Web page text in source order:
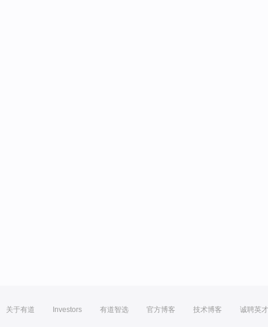
关于有道 Investors 有道智选 官方博客 技术博客 诚聘英才